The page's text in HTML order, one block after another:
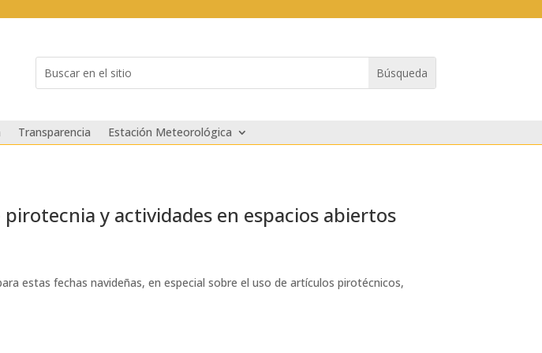
for...
Transparencia Estación Meteorológica
y actividades en espacios abiertos
estas fechas navideñas, en especial sobre el uso de artículos pirotécnicos,